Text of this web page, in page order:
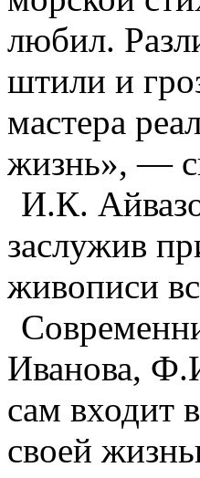
любил.
штили и
мастера
жизнь», —
И.К.
заслужив
живописи
Иванова,
сам входит
своей